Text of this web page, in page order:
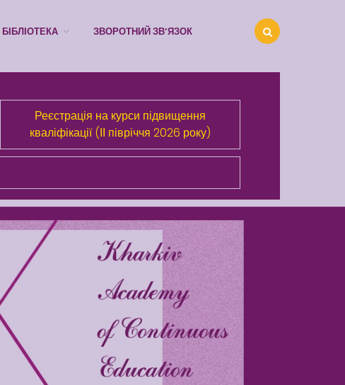
Розділи сайта
Публічна інформація
Анонси
Зворотний зв’язок
Latter match class
Swimming Lessons at New
Pool
Play is Our Brain’s Favorite
Way
Latter match class
БІБЛІОТЕКА ЗВОРОТНИЙ ЗВ’ЯЗОК
Реєстрація на курси підвищення
кваліфікації (ІІ півріччя 2026 року)